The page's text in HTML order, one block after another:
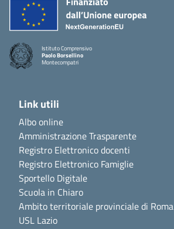
Istituto Comprensivo
Paolo Borsellino
Montecompatri
Link utili
Albo online
Amministrazione Trasparente
Registro Elettronico docenti
Registro Elettronico Famiglie
Sportello Digitale
Scuola in Chiaro
Ambito territoriale provinciale di Roma
USL Lazio